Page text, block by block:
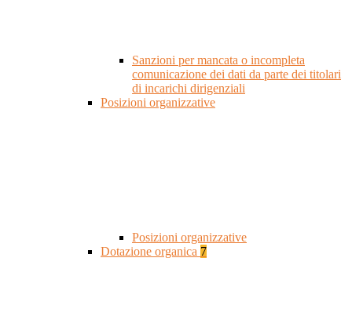
Sanzioni per mancata o incompleta
comunicazione dei dati da parte dei titolari
di incarichi dirigenziali
Posizioni organizzative
Posizioni organizzative
Dotazione organica 7